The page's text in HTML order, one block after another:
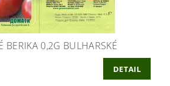
BERIKA 0,2G BULHARSKÉ
DETAIL